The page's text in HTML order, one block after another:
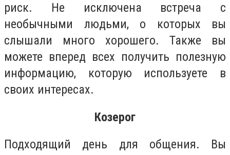
риск. Не исключена встреча с
необычными людьми, о которых вы
слышали много хорошего. Также вы
можете вперед всех получить полезную
информацию, которую используете в
своих интересах.
Козерог
Подходящий день для общения. Вы